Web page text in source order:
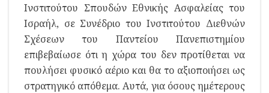
Ινστιτούτου Σπουδών Εθνικής Ασφαλείας του
Ισραήλ, σε Συνέδριο του Ινστιτούτου Διεθνών
Σχέσεων του Παντείου Πανεπιστημίου
επιβεβαίωσε ότι η χώρα του δεν προτίθεται να
πουλήσει φυσικό αέριο και θα το αξιοποιήσει ως
στρατηγικό απόθεμα. Αυτά, για όσους ημέτερους